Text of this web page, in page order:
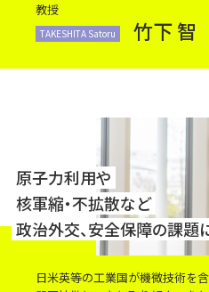
教授
TAKESHITA Satoru 竹下 智
原子力利用や
核軍縮・不拡散など
政治外交、安全保障の課題
日米英等の工業国が機微技術を